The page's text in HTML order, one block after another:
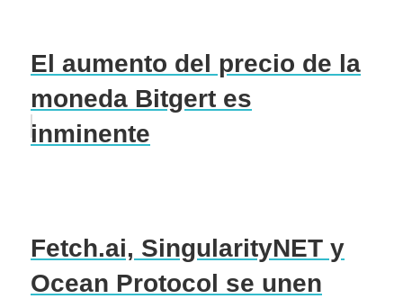
El aumento del precio de la
moneda Bitgert es
inminente
Fetch.ai, SingularityNET y
Ocean Protocol se unen